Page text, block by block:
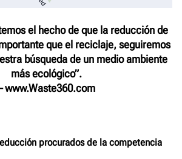
el hecho de que la reducción de
que el reciclaje, seguiremos
búsqueda de un medio ambiente
más ecológico”.
www.Waste360.com
procurados de la competencia